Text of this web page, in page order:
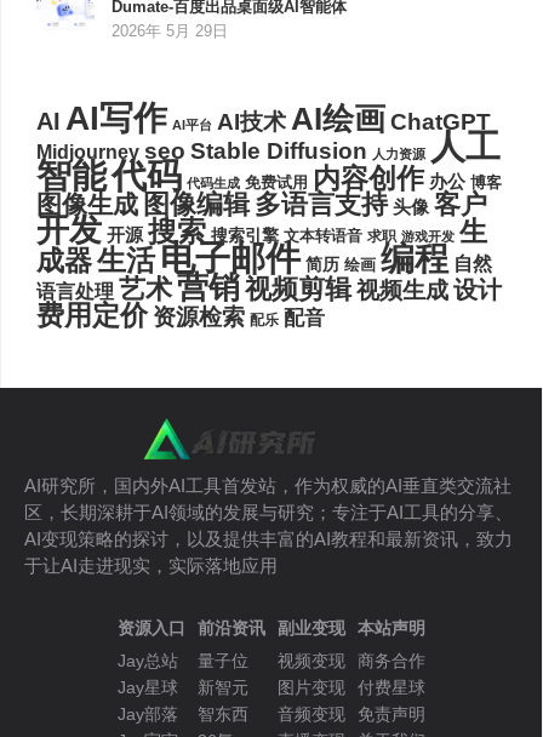
Dumate-百度出品桌面级AI智能体
2026年 5月 29日
AI AI写作 AI平台 AI技术AI绘画ChatGPT
Midjourney seo Stable Diffusion 人力资源 人工
智能代码 代码生成 免费试用 内容创作 办公 博客
图像生成 图像编辑 多语言支持 头像 客户
开发 开源 搜索 搜索引擎 文本转语音 求职 游戏开发 生
成器生活电子邮件 简历 绘画 编程 自然
语言处理 艺术营销视频剪辑视频生成设计
费用定价 资源检索 配乐 配音
AI研究所，国内外AI工具首发站，作为权威的AI垂直类交流社
区，长期深耕于AI领域的发展与研究；专注于AI工具的分享、
AI变现策略的探讨，以及提供丰富的AI教程和最新资讯，致力
于让AI走进现实，实际落地应用
资源入口
Jay总站
Jay星球
Jay部落
前沿资讯
量子位
新智元
智东西
副业变现
视频变现
图片变现
音频变现
本站声明
商务合作
付费星球
免责声明